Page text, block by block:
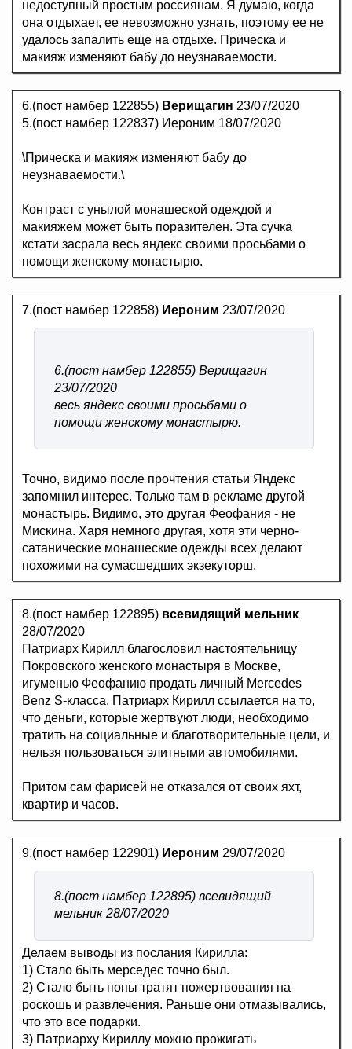
недоступный простым россиянам. Я думаю, когда
она отдыхает, ее невозможно узнать, поэтому ее не
удалось запалить еще на отдыхе. Прическа и
макияж изменяют бабу до неузнаваемости.
6.(пост намбер 122855) Верищагин 23/07/2020
5.(пост намбер 122837) Иероним 18/07/2020
\Прическа и макияж изменяют бабу до
неузнаваемости.\
Контраст с унылой монашеской одеждой и
макияжем может быть поразителен. Эта сучка
кстати засрала весь яндекс своими просьбами о
помощи женскому монастырю.
7.(пост намбер 122858) Иероним 23/07/2020
6.(пост намбер 122855) Верищагин
23/07/2020
весь яндекс своими просьбами о
помощи женскому монастырю.
Точно, видимо после прочтения статьи Яндекс
запомнил интерес. Только там в рекламе другой
монастырь. Видимо, это другая Феофания - не
Мискина. Харя немного другая, хотя эти черно-
сатанические монашеские одежды всех делают
похожими на сумасшедших экзекуторш.
8.(пост намбер 122895) всевидящий мельник
28/07/2020
Патриарх Кирилл благословил настоятельницу
Покровского женского монастыря в Москве,
игуменью Феофанию продать личный Mercedes
Benz S-класса. Патриарх Кирилл ссылается на то,
что деньги, которые жертвуют люди, необходимо
тратить на социальные и благотворительные цели, и
нельзя пользоваться элитными автомобилями.
Притом сам фарисей не отказался от своих яхт,
квартир и часов.
9.(пост намбер 122901) Иероним 29/07/2020
8.(пост намбер 122895) всевидящий
мельник 28/07/2020
Делаем выводы из послания Кирилла:
1) Стало быть мерседес точно был.
2) Стало быть попы тратят пожертвования на
роскошь и развлечения. Раньше они отмазывались,
что это все подарки.
3) Патриарху Кириллу можно прожигать